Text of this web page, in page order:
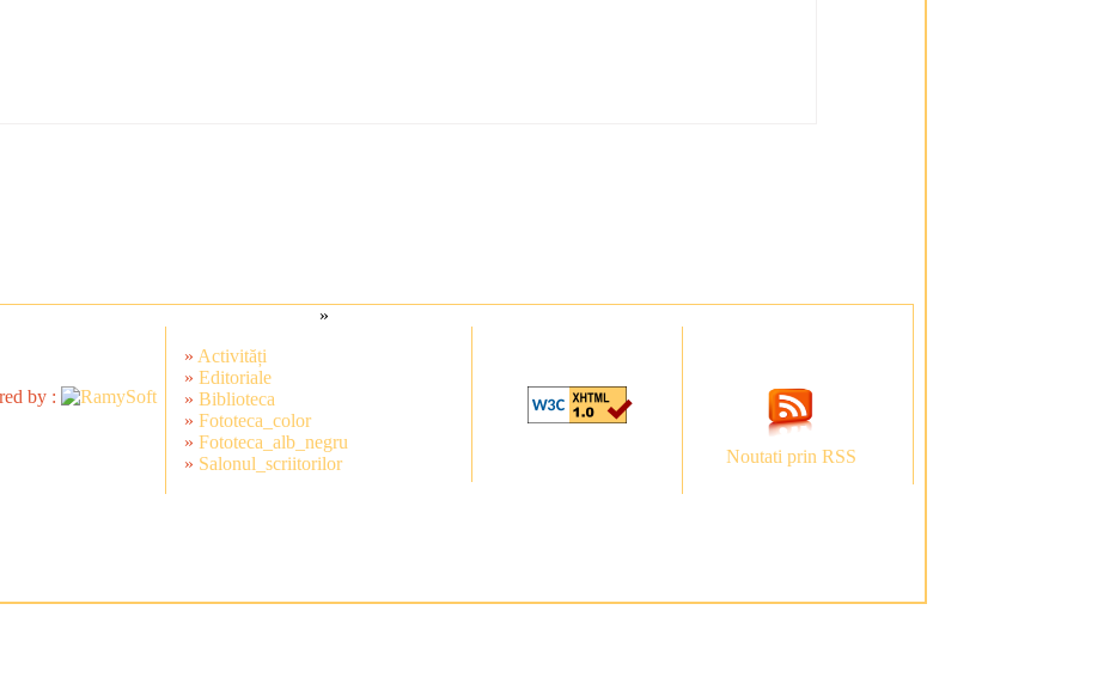
»
by :
» Activități
»Editoriale
»Biblioteca
»Fototeca_color
»Fototeca_alb_negru
» Salonul_scriitorilor Noutati prin RSS